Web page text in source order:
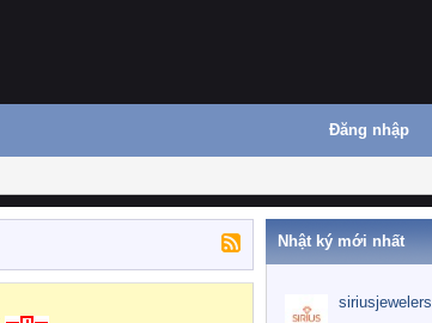
Đăng nhập
Nhật ký mới nhất
siriusjewelers